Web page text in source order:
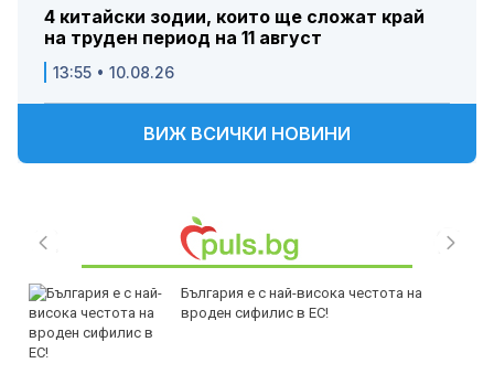
4 китайски зодии, които ще сложат край
на труден период на 11 август
13:55 • 10.08.26
ВИЖ ВСИЧКИ НОВИНИ
България е с най-висока честота на
вроден сифилис в ЕС!